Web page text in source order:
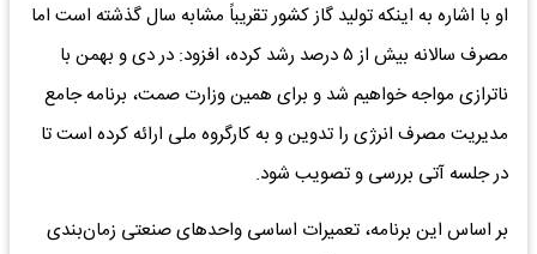
او با اشاره به اینکه تولید گاز کشور تقریباً مشابه سال گذشته است اما
مصرف سالانه بیش از ۵ درصد رشد کرده، افزود: در دی و بهمن با
ناترازی مواجه خواهیم شد و برای همین وزارت صمت، برنامه جامع
مدیریت مصرف انرژی را تدوین و به کارگروه ملی ارائه کرده است تا
در جلسه آتی بررسی و تصویب شود.
بر اساس این برنامه، تعمیرات اساسی واحدهای صنعتی زمان‌بندی